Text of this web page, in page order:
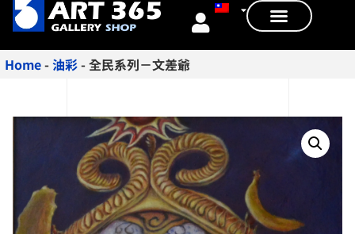
Home-油彩-全民系列－文差爺